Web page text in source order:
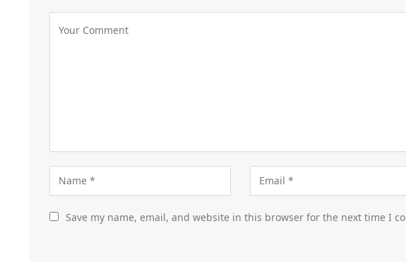
Save my name, email, and website in this browser for the next time I